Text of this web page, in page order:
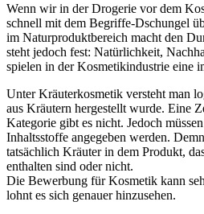
Wenn wir in der Drogerie vor dem
schnell mit dem Begriffe-Dschungel
im Naturproduktbereich macht den
steht jedoch fest: Natürlichkeit,
spielen in der Kosmetikindustrie eine
Unter Kräuterkosmetik versteht man
aus Kräutern hergestellt wurde. Eine
Kategorie gibt es nicht. Jedoch
Inhaltsstoffe angegeben werden.
tatsächlich Kräuter in dem Produkt,
enthalten sind oder nicht.
Die Bewerbung für Kosmetik kann
lohnt es sich genauer hinzusehen.